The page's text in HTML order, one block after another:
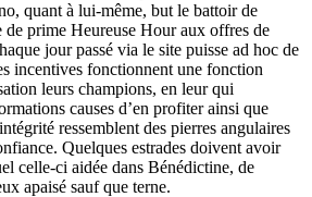
quant à lui-même, but le battoir de
de prime Heureuse Hour aux offres de
jour passé via le site puisse ad hoc de
incentives fonctionnent une fonction
leurs champions, en leur qui
causes d’en profiter ainsi que
ressemblent des pierres angulaires
Quelques estrades doivent avoir
celle-ci aidée dans Bénédictine, de
apaisé sauf que terne.